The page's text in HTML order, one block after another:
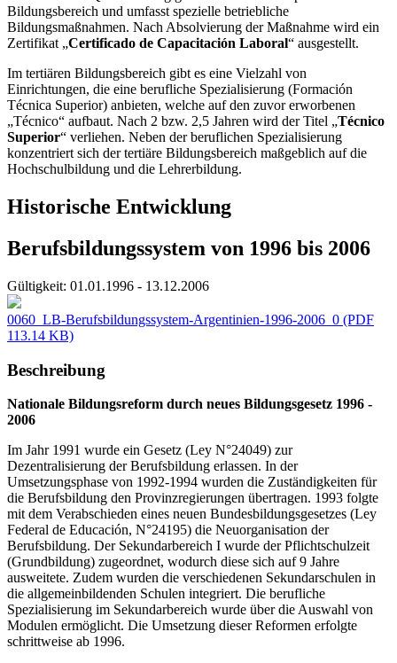
Bildungsbereich und umfasst spezielle betriebliche
Bildungsmaßnahmen. Nach Absolvierung der Maßnahme wird ein
Zertifikat „Certificado de Capacitación Laboral“ ausgestellt.
Im tertiären Bildungsbereich gibt es eine Vielzahl von
Einrichtungen, die eine berufliche Spezialisierung (Formación
Técnica Superior) anbieten, welche auf den zuvor erworbenen
„Técnico“ aufbaut. Nach 2 bzw. 2,5 Jahren wird der Titel „Técnico
Superior“ verliehen. Neben der beruflichen Spezialisierung
konzentriert sich der tertiäre Bildungsbereich maßgeblich auf die
Hochschulbildung und die Lehrerbildung.
Historische Entwicklung
Berufsbildungssystem von 1996 bis 2006
Gültigkeit: 01.01.1996 - 13.12.2006
0060_LB-Berufsbildungssystem-Argentinien-1996-2006_0 (PDF
113.14 KB)
Beschreibung
Nationale Bildungsreform durch neues Bildungsgesetz 1996 -
2006​
Im Jahr 1991 wurde ein Gesetz (Ley N°24049) zur
Dezentralisierung der Berufsbildung erlassen. In der
Umsetzungsphase von 1992-1994 wurden die Zuständigkeiten für
die Berufsbildung den Provinzregierungen übertragen. 1993 folgte
mit dem Verabschieden eines neuen Bundesbildungsgesetzes (Ley
Federal de Educación, N°24195) die Neuorganisation der
Berufsbildung. Der Sekundarbereich I wurde der Pflichtschulzeit
(Grundbildung) zugeordnet, wodurch diese sich auf 9 Jahre
ausweitete. Zudem wurden die verschiedenen Sekundarschulen in
die allgemeinbildenden Schulen integriert. Die berufliche
Spezialisierung im Sekundarbereich wurde über die Auswahl von
Modulen ermöglicht. Die Umsetzung dieser Reformen erfolgte
schrittweise ab 1996.